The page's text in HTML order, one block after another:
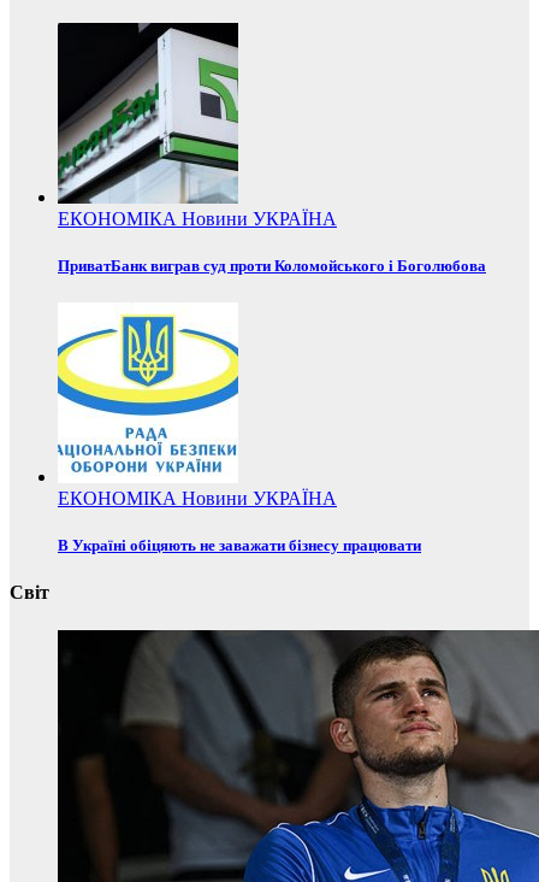
ЕКОНОМІКА Новини УКРАЇНА
ПриватБанк виграв суд проти Коломойського і Боголюбова
ЕКОНОМІКА Новини УКРАЇНА
В Україні обіцяють не заважати бізнесу працювати
Світ